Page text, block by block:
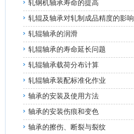
轧钢机轴承寿命的提高
轧辊及轴承对轧制成品精度的影响
轧辊轴承的润滑
轧辊轴承的寿命延长问题
轧辊轴承载荷分布计算
轧辊轴承装配标准化作业
轴承的安装及使用方法
轴承的安装伤痕和变色
轴承的擦伤、断裂与裂纹